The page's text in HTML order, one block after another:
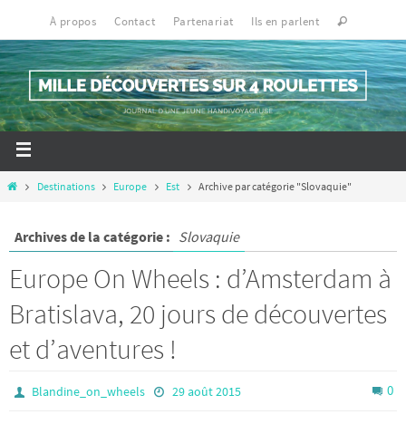
À propos Contact Partenariat Ils en parlent
Destinations Europe Est Archive par catégorie "Slovaquie"
Archives de la catégorie : Slovaquie
Europe On Wheels : d’Amsterdam à
Bratislava, 20 jours de découvertes
et d’aventures !
Blandine_on_wheels 29 août 2015 0